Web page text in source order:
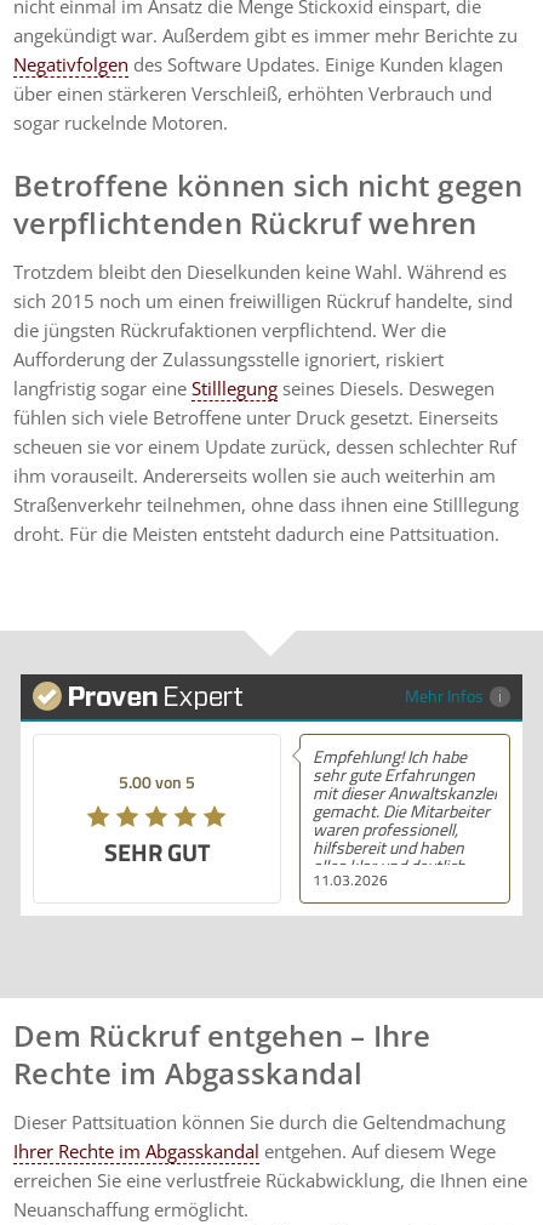
nicht einmal im Ansatz die Menge Stickoxid einspart, die
angekündigt war. Außerdem gibt es immer mehr Berichte zu
Negativfolgen des Software Updates. Einige Kunden klagen
über einen stärkeren Verschleiß, erhöhten Verbrauch und
sogar ruckelnde Motoren.
Betroffene können sich nicht gegen
verpflichtenden Rückruf wehren
Trotzdem bleibt den Dieselkunden keine Wahl. Während es
sich 2015 noch um einen freiwilligen Rückruf handelte, sind
die jüngsten Rückrufaktionen verpflichtend. Wer die
Aufforderung der Zulassungsstelle ignoriert, riskiert
langfristig sogar eineStilllegung seines Diesels. Deswegen
fühlen sich viele Betroffene unter Druck gesetzt. Einerseits
scheuen sie vor einem Update zurück, dessen schlechter Ruf
ihm vorauseilt. Andererseits wollen sie auch weiterhin am
Straßenverkehr teilnehmen, ohne dass ihnen eine Stilllegung
droht. Für die Meisten entsteht dadurch eine Pattsituation.
Mehr Infos
5.00 von 5
SEHR GUT
11.03.2026
Empfehlung! Ich habe
sehr gute Erfahrungen
mit dieser Anwaltskanzlei
gemacht. Die Mitarbeiter
waren professionell,
hilfsbereit und haben
alles klar und deutlich
erklärt. Ich bin mit der
Beratung sehr zufrieden
und kann ihre
Dem Rückruf entgehen – Ihre
Rechte im Abgasskandal
Dieser Pattsituation können Sie durch die Geltendmachung
Ihrer Rechte im Abgasskandal entgehen. Auf diesem Wege
erreichen Sie eine verlustfreie Rückabwicklung, die Ihnen eine
Neuanschaffung ermöglicht.